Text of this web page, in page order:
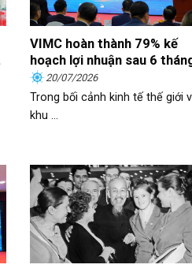
VIMC hoàn thành 79% kế
hoạch lợi nhuận sau 6
đầu năm
20/07/2026
Trong bối cảnh kinh tế thế giới
khu ...